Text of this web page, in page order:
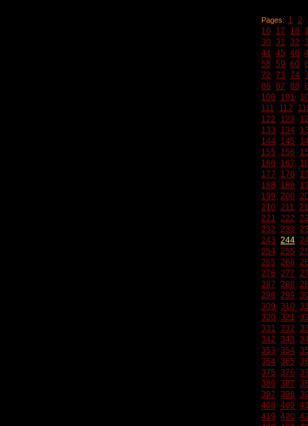
Pages: 1 2
16
17 18
30 31 32
44 45 46
58 59 60
72 73 74
86 87 88
100 101
111
112
122
123
133
134
144 145
155
156
166
167
177
178
188
189
199 200
210 211
221 222
232 233
243 244
254 255
265 266
276 277
287 288
298 299
309 310
320 321
331 332
342 343
353 354
364 365
375 376
386 387
397 398
408 409
419 420